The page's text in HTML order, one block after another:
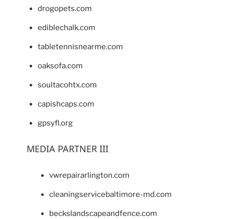
drogopets.com
ediblechalk.com
tabletennisnearme.com
oaksofa.com
soultacohtx.com
capishcaps.com
gpsyfl.org
MEDIA PARTNER III
vwrepairarlington.com
cleaningservicebaltimore-md.com
beckslandscapeandfence.com